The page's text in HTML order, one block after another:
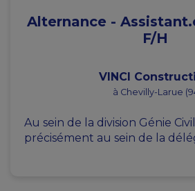
Alternance -
F/H
VINCI
à Chevilly-Larue
Au sein de la division Génie
précisément au sein de la